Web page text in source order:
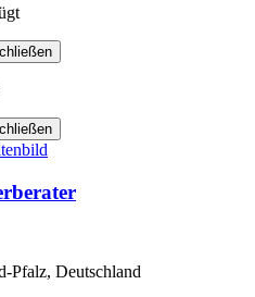
Pfalz, Deutschland